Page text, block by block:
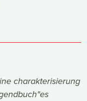
charakterisierung